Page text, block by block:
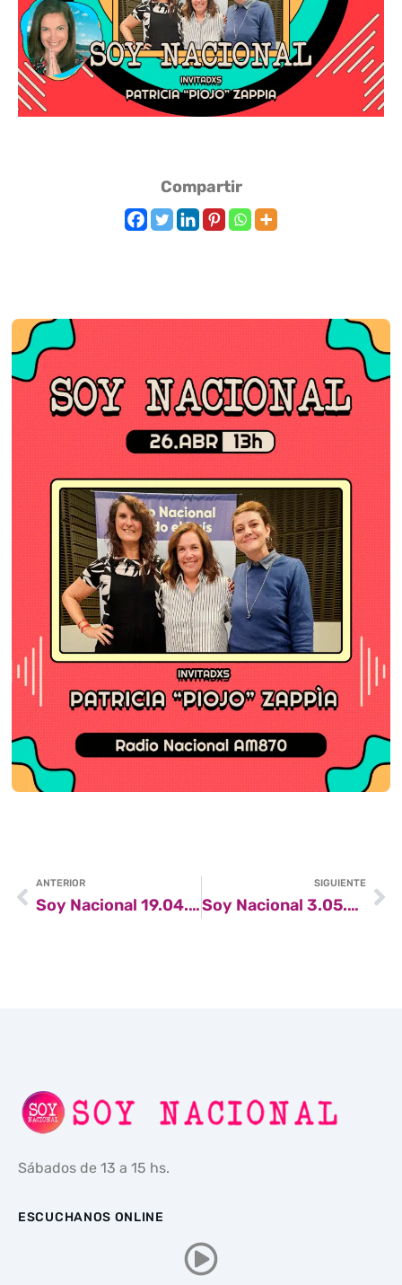
Compartir
ANTERIOR
Soy Nacional 19.04.25
SIGUIENTE
Soy Nacional 3.05.25
Sábados de 13 a 15 hs.
ESCUCHANOS ONLINE